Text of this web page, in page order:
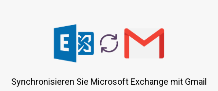
Synchronisieren Sie Microsoft Exchange mit Gmail